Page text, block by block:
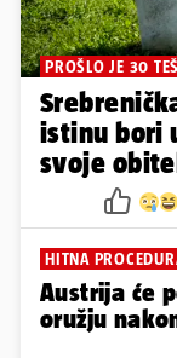
PROŠLO JE 30
istinu bori
svoje
HITNA
Austrija će
oružju